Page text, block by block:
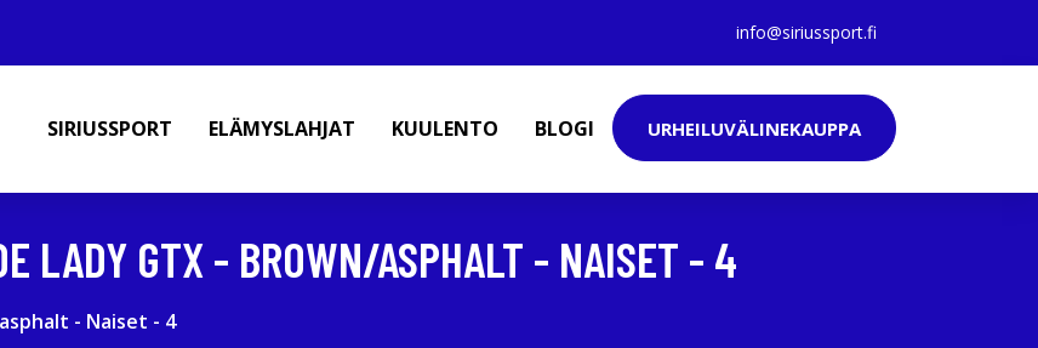
info@siriussport.fi
SIRIUSSPORT ELÄMYSLAHJAT KUULENTO BLOGI URHEILUVÄLINEKAUPPA
LADY GTX - BROWN/ASPHALT - NAISET - 4
- Naiset - 4